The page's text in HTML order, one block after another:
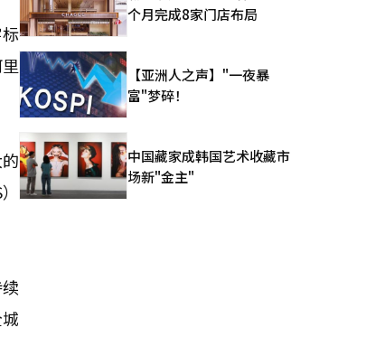
个月完成8家门店布局
【亚洲人之声】"一夜暴
富"梦碎！
中国藏家成韩国艺术收藏市
场新"金主"